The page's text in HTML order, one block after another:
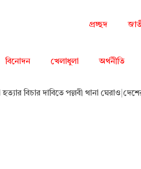
প্রচ্ছদ
বিনোদন খেলাধুলা অর্থনীতি
হত্যার বিচার দাবিতে পল্লবী থানা ঘেরাও